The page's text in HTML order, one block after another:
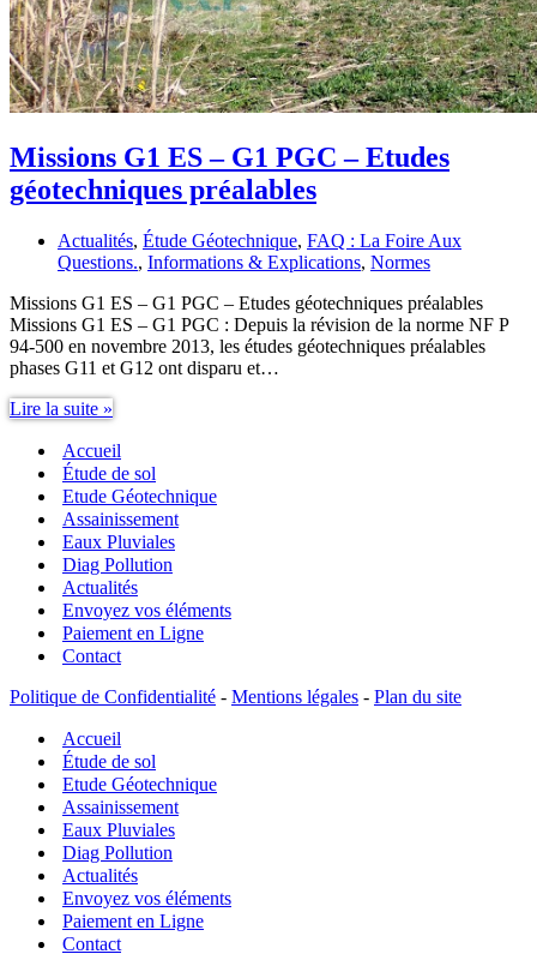
Missions G1 ES – G1 PGC – Etudes
géotechniques préalables
Actualités, Étude Géotechnique, FAQ : La Foire Aux
Questions., Informations & Explications, Normes
Missions G1 ES – G1 PGC – Etudes géotechniques préalables
Missions G1 ES – G1 PGC : Depuis la révision de la norme NF P
94-500 en novembre 2013, les études géotechniques préalables
phases G11 et G12 ont disparu et…
Lire la suite »
ES
–
G1
PGC
–
Etudes
géotechniques
préalables
Accueil
Étude de sol
Etude Géotechnique
Assainissement
Eaux Pluviales
Diag Pollution
Actualités
Envoyez vos éléments
Paiement en Ligne
Contact
Politique de Confidentialité - Mentions légales - Plan du site
Accueil
Étude de sol
Etude Géotechnique
Assainissement
Eaux Pluviales
Diag Pollution
Actualités
Envoyez vos éléments
Paiement en Ligne
Contact